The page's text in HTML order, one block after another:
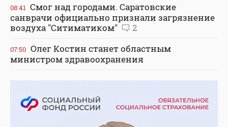
08:41 Смог над городами. Саратовские
санврачи официально признали загрязнение
воздуха "Ситиматиком"
2
07:50 Олег Костин станет областным
министром здравоохранения